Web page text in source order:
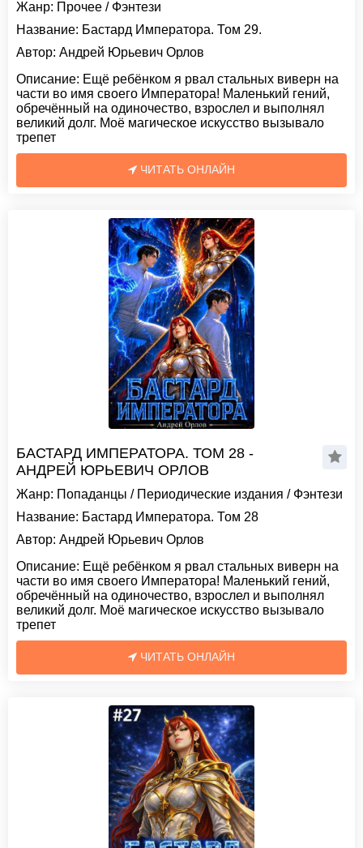
Жанр: Прочее / Фэнтези
Название: Бастард Императора. Том 29.
Автор: Андрей Юрьевич Орлов
Описание: Ещё ребёнком я рвал стальных виверн на
части во имя своего Императора! Маленький гений,
обречённый на одиночество, взрослел и выполнял
великий долг. Моё магическое искусство вызывало
трепет
ЧИТАТЬ ОНЛАЙН
БАСТАРД ИМПЕРАТОРА. ТОМ 28 -
АНДРЕЙ ЮРЬЕВИЧ ОРЛОВ
Жанр: Попаданцы / Периодические издания / Фэнтези
Название: Бастард Императора. Том 28
Автор: Андрей Юрьевич Орлов
Описание: Ещё ребёнком я рвал стальных виверн на
части во имя своего Императора! Маленький гений,
обречённый на одиночество, взрослел и выполнял
великий долг. Моё магическое искусство вызывало
трепет
ЧИТАТЬ ОНЛАЙН